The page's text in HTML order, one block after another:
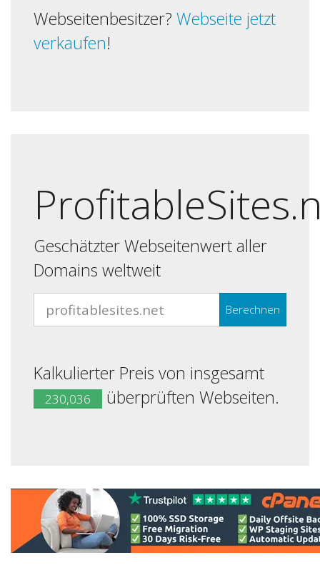
Webseitenbesitzer? Webseite jetzt
verkaufen!
Geschätzter Webseitenwert aller
Domains weltweit
Berechnen
Kalkulierter Preis von insgesamt
230,036 überprüften Webseiten.